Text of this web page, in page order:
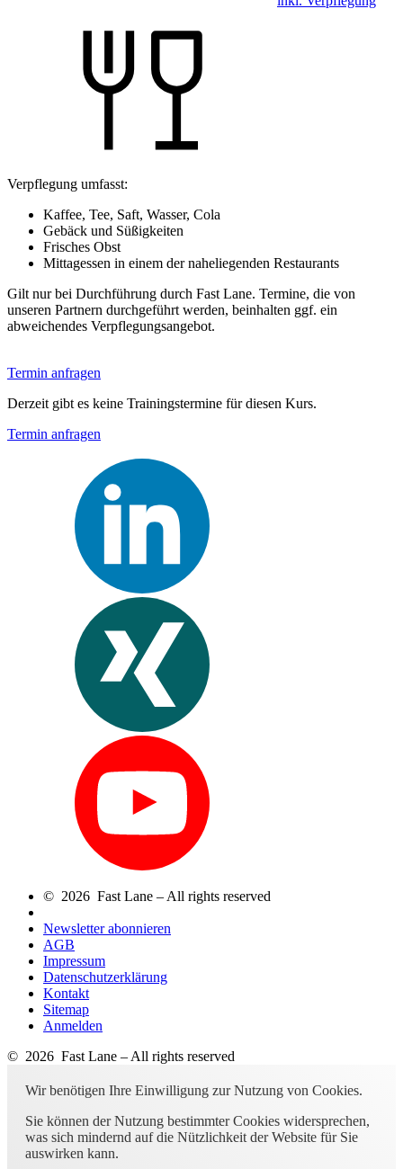
Verpflegung umfasst:
Kaffee, Tee, Saft, Wasser, Cola
Gebäck und Süßigkeiten
Frisches Obst
Mittagessen in einem der naheliegenden Restaurants
Gilt nur bei Durchführung durch Fast Lane. Termine, die von
unseren Partnern durchgeführt werden, beinhalten ggf. ein
abweichendes Verpflegungsangebot.
Termin anfragen
Derzeit gibt es keine Trainingstermine für diesen Kurs.
Termin anfragen
© 2026 Fast Lane – All rights reserved
Newsletter abonnieren
AGB
Impressum
Datenschutzerklärung
Kontakt
Sitemap
Anmelden
© 2026 Fast Lane – All rights reserved
Wir benötigen Ihre Einwilligung zur Nutzung von Cookies.
Sie können der Nutzung bestimmter Cookies widersprechen,
was sich mindernd auf die Nützlichkeit der Website für Sie
auswirken kann.